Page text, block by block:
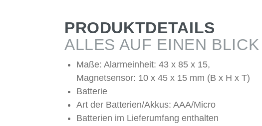
PRODUKTDETAILS
ALLES AUF EINEN BLICK
Maße: Alarmeinheit: 43 x 85 x 15,
Magnetsensor: 10 x 45 x 15 mm (B x H x T)
Batterie
Art der Batterien/Akkus: AAA/Micro
Batterien im Lieferumfang enthalten